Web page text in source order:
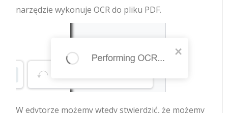
narzędzie wykonuje OCR do pliku PDF.
W edytorze możemy wtedy stwierdzić, że możemy